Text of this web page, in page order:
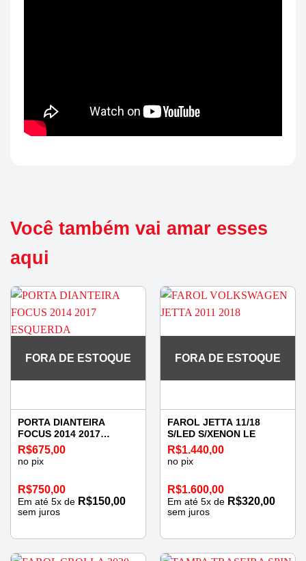
Você também vai amar esses
aqui
FORA DE ESTOQUE
PORTA DIANTEIRA
FOCUS 2014 2017
ESQUERDA
R$675,00
no pix
R$750,00
Em até 5x de R$150,00
sem juros
FORA DE ESTOQUE
FAROL JETTA 11/18
S/LED S/XENON LE
R$1.440,00
no pix
R$1.600,00
Em até 5x de R$320,00
sem juros